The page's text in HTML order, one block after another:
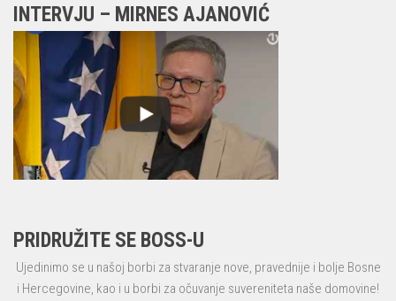
INTERVJU – MIRNES AJANOVIĆ
PRIDRUŽITE SE BOSS-U
Ujedinimo se u našoj borbi za stvaranje nove, pravednije i bolje Bosne
i Hercegovine, kao i u borbi za očuvanje suvereniteta naše domovine!